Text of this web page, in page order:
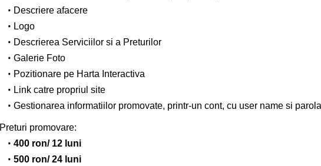
Descriere afacere
Logo
Descrierea Serviciilor si a Preturilor
Galerie Foto
Pozitionare pe Harta Interactiva
Link catre propriul site
Gestionarea informatiilor promovate, printr-un cont, cu user name si parola
Preturi promovare:
400 ron/ 12 luni
500 ron/ 24 luni